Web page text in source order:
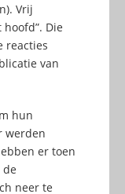
Vrij
Die
reacties
van
hun
werden
er toen
de
neer te